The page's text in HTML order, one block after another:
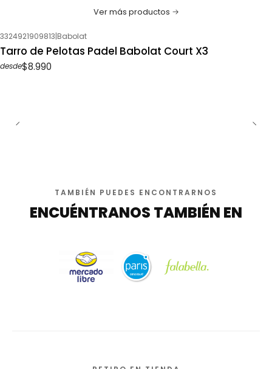
Ver más productos
3324921909813|Babolat
Tarro de Pelotas Padel Babolat Court X3
desde$8.990
TAMBIÉN PUEDES ENCONTRARNOS
ENCUÉNTRANOS TAMBIÉN EN